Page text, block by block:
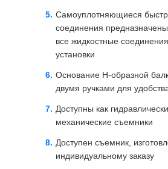
Самоуплотняющиеся
соединения
все жидкостные
установки
Основание H-образной
двумя ручками для
Доступны как
механические съемники
Доступен съемник,
индивидуальному заказу